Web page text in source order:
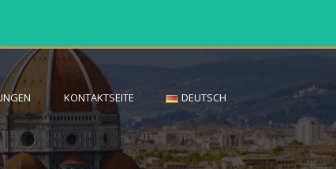
KONTAKTSEITE DEUTSCH